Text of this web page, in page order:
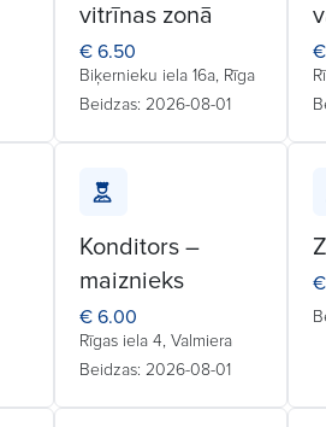
vitrīnas zonā
€ 6.50
Biķernieku iela 16a, Rīga
Beidzas: 2026-08-01
Konditors –
maiznieks
€ 6.00
Rīgas iela 4, Valmiera
Beidzas: 2026-08-01